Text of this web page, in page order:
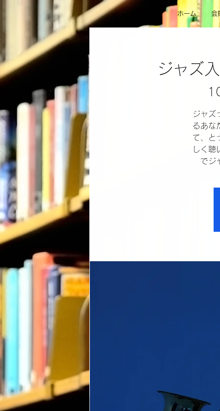
ホーム 会
ジャズ
ジャズ
るあな
て、と
しく聴
でジ